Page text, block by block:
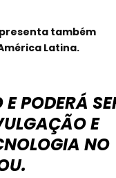
também
Latina.
PODERÁ
E
NO